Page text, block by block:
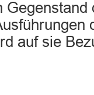
Gegenstand
auf sie